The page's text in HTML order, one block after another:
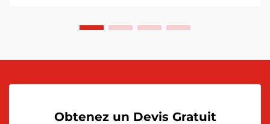
Obtenez un Devis Gratuit